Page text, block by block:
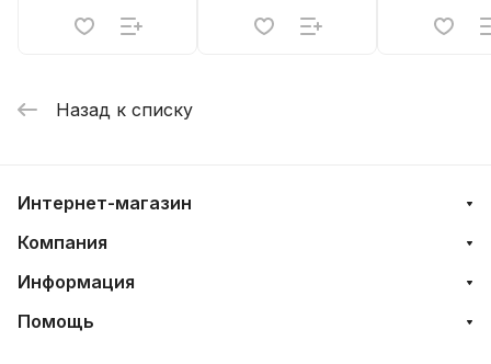
Назад к списку
Интернет-магазин
Компания
Информация
Помощь